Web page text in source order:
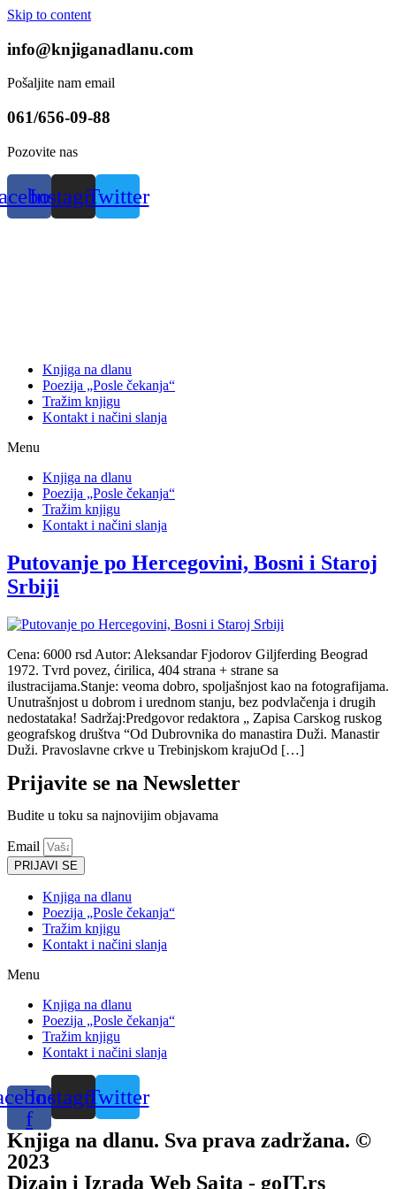
Skip to content
info@knjiganadlanu.com
Pošaljite nam email
061/656-09-88
Pozovite nas
InstagramTwitter
Knjiga na dlanu
Poezija „Posle čekanja“
Tražim knjigu
Kontakt i načini slanja
Menu
Knjiga na dlanu
Poezija „Posle čekanja“
Tražim knjigu
Kontakt i načini slanja
Putovanje po Hercegovini, Bosni i Staroj
Srbiji
Cena: 6000 rsd Autor: Aleksandar Fjodorov Giljferding Beograd
1972. Tvrd povez, ćirilica, 404 strana + strane sa
ilustracijama.Stanje: veoma dobro, spoljašnjost kao na fotografijama.
Unutrašnjost u dobrom i urednom stanju, bez podvlačenja i drugih
nedostataka! Sadržaj:Predgovor redaktora „ Zapisa Carskog ruskog
geografskog društva “Od Dubrovnika do manastira Duži. Manastir
Duži. Pravoslavne crkve u Trebinjskom krajuOd […]
Prijavite se na Newsletter
Budite u toku sa najnovijim objavama
Email
PRIJAVI SE
Knjiga na dlanu
Poezija „Posle čekanja“
Tražim knjigu
Kontakt i načini slanja
Menu
Knjiga na dlanu
Poezija „Posle čekanja“
Tražim knjigu
Kontakt i načini slanja
f
InstagramTwitter
Knjiga na dlanu. Sva prava zadržana. ©
2023
Dizajn i Izrada Web Sajta - goIT.rs